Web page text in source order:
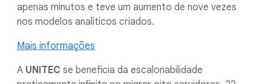
apenas minutos e teve um aumento de nove vezes
nos modelos analíticos criados.
Mais informações
A UNITEC se beneficia da escalonabilidade